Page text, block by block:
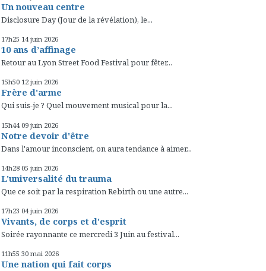
Un nouveau centre
Disclosure Day (Jour de la révélation), le...
17h25 14 juin 2026
10 ans d’affinage
Retour au Lyon Street Food Festival pour fêter...
15h50 12 juin 2026
Frère d'arme
Qui suis-je ? Quel mouvement musical pour la...
15h44 09 juin 2026
Notre devoir d'être
Dans l'amour inconscient, on aura tendance à aimer...
14h28 05 juin 2026
L'universalité du trauma
Que ce soit par la respiration Rebirth ou une autre...
17h23 04 juin 2026
Vivants, de corps et d'esprit
Soirée rayonnante ce mercredi 3 Juin au festival...
11h55 30 mai 2026
Une nation qui fait corps